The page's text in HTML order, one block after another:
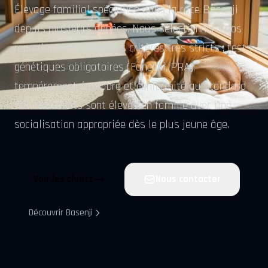
Élevage familial spécialisé dans la race Basenji
depuis plusieurs années. Nous sélectionnons nos
reproducteurs selon des critères très stricts : tests
génétiques obligatoires (Fanconi, PRA),
tempérament équilibré et conformité au standard
FCI. Nos chiots sont élevés en famille avec une
socialisation appropriée dès le plus jeune âge.
Découvrir Basenji